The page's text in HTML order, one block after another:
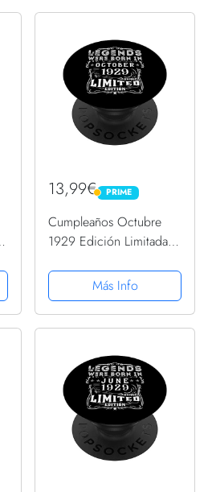
13,99€ PRIME
PRIME
Cumpleaños Octubre
1929 Edición Limitada
PopSockets PopGrip
Intercambiable
Más Info